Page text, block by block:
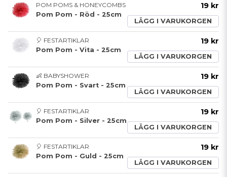
POM POMS & HONEYCOMBS
Pom Pom - Röd - 25cm
19 kr
LÄGG I VARUKORGEN
🎈 FESTARTIKLAR
Pom Pom - Vita - 25cm
19 kr
LÄGG I VARUKORGEN
👶 BABYSHOWER
Pom Pom - Svart - 25cm
19 kr
LÄGG I VARUKORGEN
🎈 FESTARTIKLAR
Pom Pom - Silver - 25cm
19 kr
LÄGG I VARUKORGEN
🎈 FESTARTIKLAR
Pom Pom - Guld - 25cm
19 kr
LÄGG I VARUKORGEN